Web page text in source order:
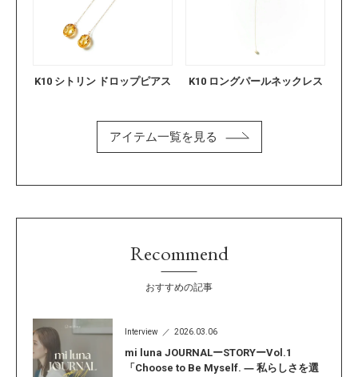
K10 シトリン ドロップピアス K10 ロングパールネックレス
アイテム一覧を見る
Recommend
おすすめの記事
Interview 2026.03.06
mi luna JOURNALーSTORYーVol.1
「Choose to Be Myself. ― 私らしさを選